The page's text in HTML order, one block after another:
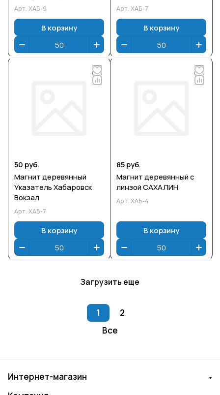
Арт. ХАБ-9
В корзину
Арт. ХАБ-7
В корзину
50 руб.
Магнит деревянный
Указатель Хабаровск
Вокзал
Арт. ХАБ-7
В корзину
85 руб.
Магнит деревянный с
линзой САХАЛИН
Арт. ХАБ-4
В корзину
Загрузить еще
1
2
Все
Интернет-магазин